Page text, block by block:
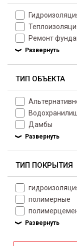
Ремонт
ТИП ОБЪЕКТА
Дамбы
ТИП ПОКРЫТИЯ
полимерные